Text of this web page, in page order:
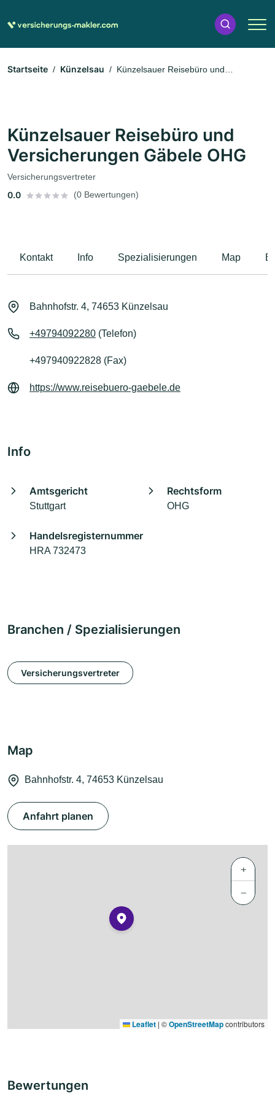
Startseite Künzelsau
Künzelsauer Reisebüro und
Künzelsauer Reisebüro und
Versicherungen Gäbele OHG
Versicherungsvertreter
0.0 (0 Bewertungen)
Kontakt Info Spezialisierungen Map
Bahnhofstr. 4, 74653 Künzelsau
+49794092280 (Telefon)
+497940922828 (Fax)
https://www.reisebuero-gaebele.de
Info
Amtsgericht
Stuttgart
Rechtsform
OHG
Handelsregisternummer
HRA 732473
Branchen / Spezialisierungen
Versicherungsvertreter
Map
Bahnhofstr. 4, 74653 Künzelsau
Anfahrt planen
+
−
Leaflet | ©OpenStreetMapcontributors
Bewertungen